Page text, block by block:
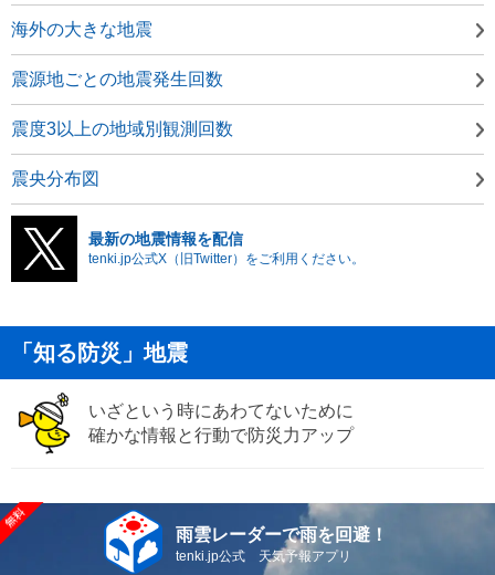
海外の大きな地震
震源地ごとの地震発生回数
震度3以上の地域別観測回数
震央分布図
最新の地震情報を配信
tenki.jp公式X（旧Twitter）をご利用ください。
「知る防災」地震
いざという時にあわてないために
確かな情報と行動で防災力アップ
雨雲レーダーで雨を回避！
tenki.jp公式 天気予報アプリ